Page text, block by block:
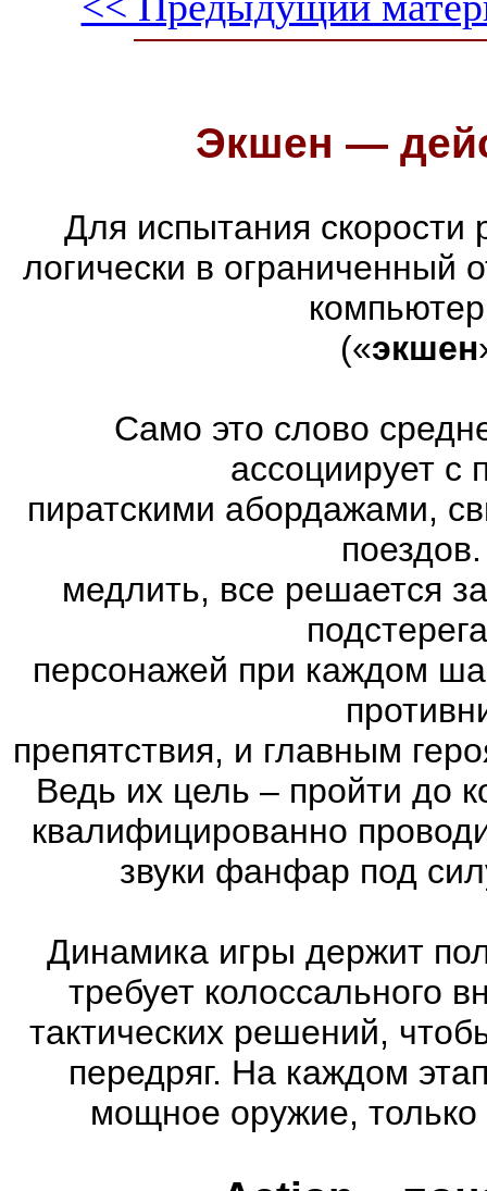
Экшен —
Для испытания скорости
логически в ограниченный
(«экшен
Само это слово
ассоциирует с
пиратскими абордажами,
медлить, все решается
персонажей при каждом
препятствия, и главным
Ведь их цель – пройти до
квалифицированно
звуки фанфар под
Динамика игры держит
требует колоссального
тактических решений,
передряг. На каждом
мощное оружие, только